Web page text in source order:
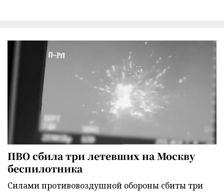
ПВО сбила три летевших на Москву
беспилотника
Силами противовоздушной обороны сбиты три